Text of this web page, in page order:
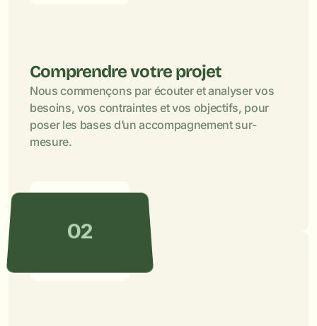
Comprendre votre projet
Nous commençons par écouter et analyser vos
besoins, vos contraintes et vos objectifs, pour
poser les bases d’un accompagnement sur-
mesure.
02